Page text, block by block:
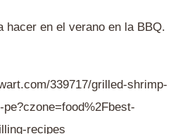
hacer en el verano en la BBQ.
339717/grilled-shrimp-
recipes